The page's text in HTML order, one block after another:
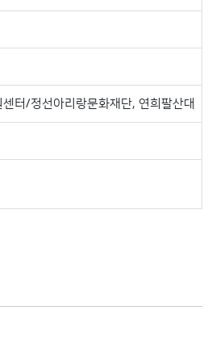
센터/정선아리랑문화재단, 연희팔산대